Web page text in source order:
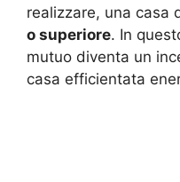
realizzare, una casa
o superiore. In
mutuo diventa un
casa efficientata